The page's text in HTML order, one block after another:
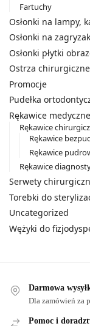
Fartuchy
Osłonki na lampy,
Osłonki na
Osłonki płytki
Ostrza chirurgiczne
Promocje
Pudełka
Rękawice medyczne
Rękawice
Rękawice
Rękawice
Rękawice
Serwety
Torebki do
Uncategorized
Wężyki do
Darmowa
Dla zamówień za
Pomoc i